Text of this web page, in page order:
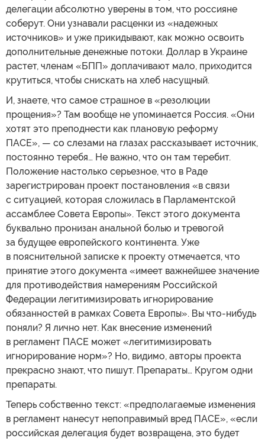
делегации абсолютно уверены в том, что россияне
соберут. Они узнавали расценки из «надежных
источников» и уже прикидывают, как можно освоить
дополнительные денежные потоки. Доллар в Украине
растет, членам «БПП» доплачивают мало, приходится
крутиться, чтобы снискать на хлеб насущный.
И, знаете, что самое страшное в «резолюции
прощения»? Там вообще не упоминается Россия. «Они
хотят это преподнести как плановую реформу
ПАСЕ», — со слезами на глазах рассказывает источник,
постоянно теребя… Не важно, что он там теребит.
Положение настолько серьезное, что в Раде
зарегистрирован проект постановления «в связи
с ситуацией, которая сложилась в Парламентской
ассамблее Совета Европы». Текст этого документа
буквально пронизан анальной болью и тревогой
за будущее европейского континента. Уже
в пояснительной записке к проекту отмечается, что
принятие этого документа «имеет важнейшее значение
для противодействия намерениям Российской
Федерации легитимизировать игнорирование
обязанностей в рамках Совета Европы». Вы что-нибудь
поняли? Я лично нет. Как внесение изменений
в регламент ПАСЕ может «легитимизировать
игнорирование норм»? Но, видимо, авторы проекта
прекрасно знают, что пишут. Препараты… Кругом одни
препараты.
Теперь собственно текст: «предполагаемые изменения
в регламент нанесут непоправимый вред ПАСЕ», «если
российская делегация будет возвращена, это будет